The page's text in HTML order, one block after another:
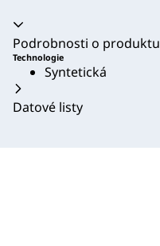
Akordeon se zhroutil
Podrobnosti o produktu
Technologie
Syntetická
Datové listy